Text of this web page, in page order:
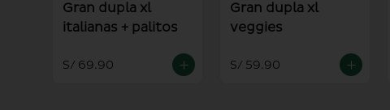
Gran dupla xl
italianas + palitos
S/ 69.90
Gran dupla xl
veggies
S/ 59.90